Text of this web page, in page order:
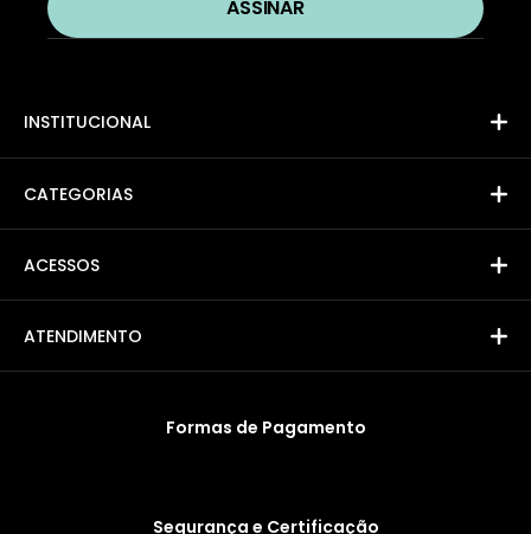
INSTITUCIONAL
CATEGORIAS
ACESSOS
ATENDIMENTO
Formas de Pagamento
Segurança e Certificação